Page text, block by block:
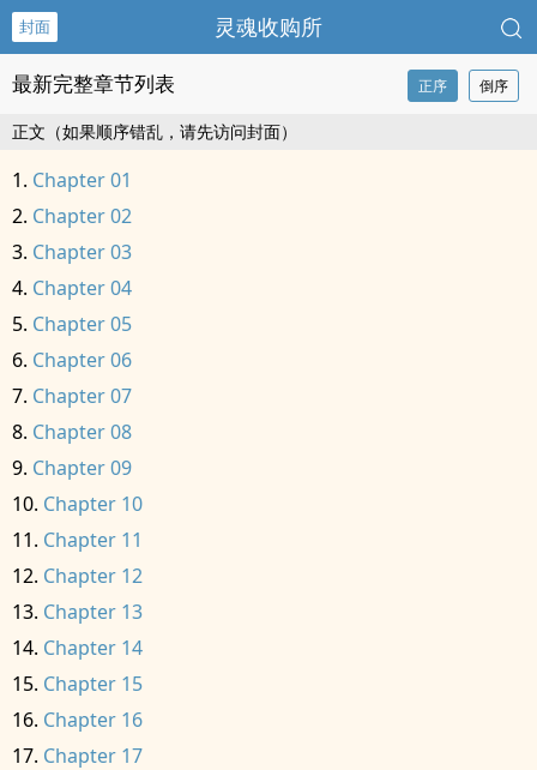
封面 灵魂收购所
最新完整章节列表 正序 倒序
正文（如果顺序错乱，请先访问封面）
Chapter 01
Chapter 02
Chapter 03
Chapter 04
Chapter 05
Chapter 06
Chapter 07
Chapter 08
Chapter 09
Chapter 10
Chapter 11
Chapter 12
Chapter 13
Chapter 14
Chapter 15
Chapter 16
Chapter 17